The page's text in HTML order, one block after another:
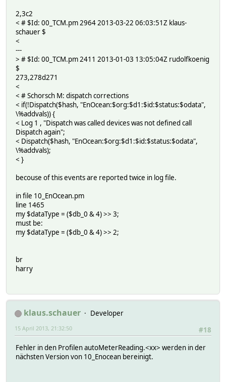
2,3c2
< # $Id: 00_TCM.pm 2964 2013-03-22 06:03:51Z klaus-
schauer $
<
---
> # $Id: 00_TCM.pm 2411 2013-01-03 13:05:04Z rudolfkoenig
$
273,278d271
<
< # Schorsch M: dispatch corrections
< if(!Dispatch($hash, "EnOcean:$org:$d1:$id:$status:$odata",
\%addvals)) {
< Log 1 , "Dispatch was called devices was not defined call
Dispatch again";
< Dispatch($hash, "EnOcean:$org:$d1:$id:$status:$odata",
\%addvals);
< }
becouse of this events are reported twice in log file.
in file 10_EnOcean.pm
line 1465
my $dataType = ($db_0 & 4) >> 3;
must be:
my $dataType = ($db_0 & 4) >> 2;
br
harry
klaus.schauer
Developer
#18
15 April 2013, 21:32:50
Fehler in den Profilen autoMeterReading.<xx> werden in der
nächsten Version von 10_Enocean bereinigt.